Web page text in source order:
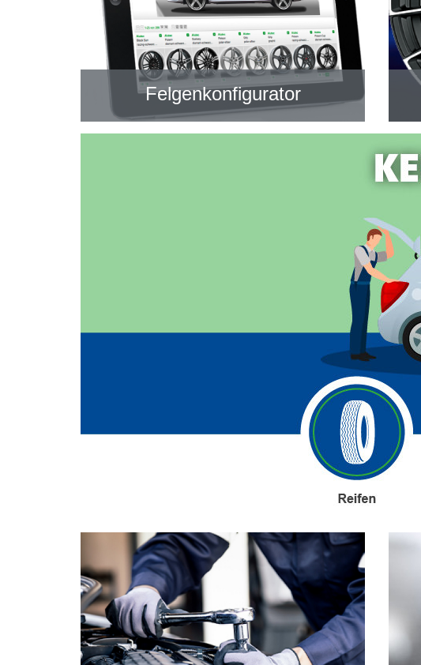
Felgenkonfigurator